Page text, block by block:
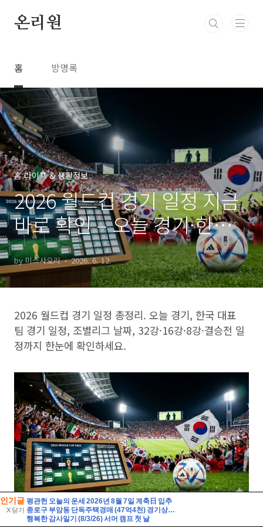
인기글
X 닫기
평관헌 오늘의 운세 2026년 8월 7일 계축日 입추
종로구 부암동 단독주택경매 (47억4천) 경기상고인근 대지260평 건물60평 2층주택 유찰1회 종로구부암동단독주택 부동산경매 매물건
행복한 감사일기 (8/3/26) 서머 캠프 첫 날